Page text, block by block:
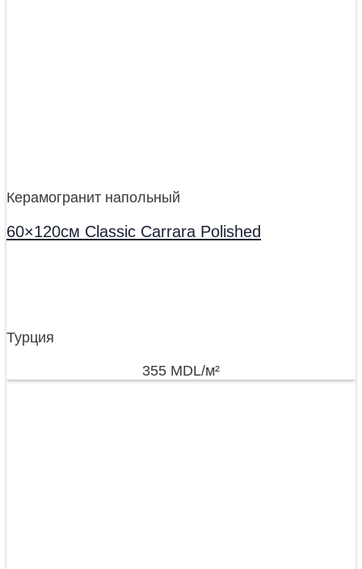
Керамогранит напольный
60×120см Classic Carrara Polished
Турция
355 MDL/м²